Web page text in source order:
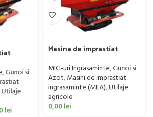
Inox
Gunoi si
Utilaje
lei
Masina de imprastiat
B-Delux 1500
MIG-uri Ingrasaminte, Gunoi si
Azot,Masini de imprastiat
ingrasaminte (MEA),Utilaje
agricole
0,00lei